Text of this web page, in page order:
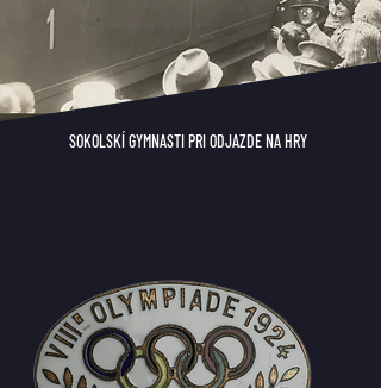
SOKOLSKÍ GYMNASTI PRI ODJAZDE NA HRY